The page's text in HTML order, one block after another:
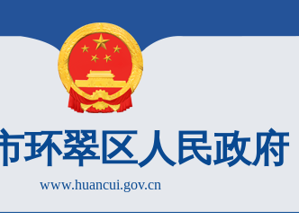
环翠区人民政府
www.huancui.gov.cn